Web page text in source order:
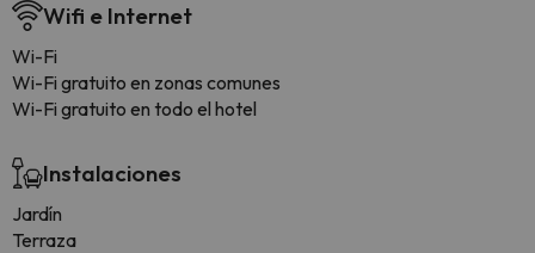
Wifi e Internet
Wi-Fi
Wi-Fi gratuito en zonas comunes
Wi-Fi gratuito en todo el hotel
Instalaciones
Jardín
Terraza